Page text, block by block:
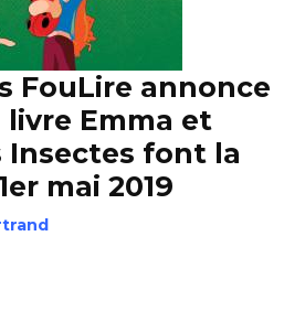
FouLire annonce
Emma et
Insectes font la
mai 2019